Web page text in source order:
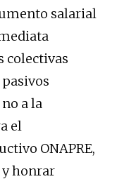
salarial
colectivas
a la
el
ONAPRE,
honrar